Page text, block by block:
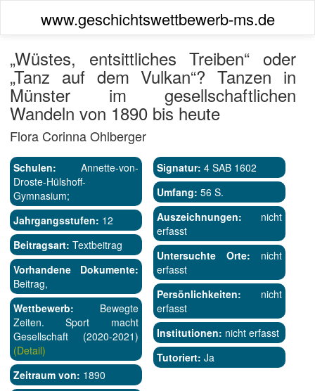
www.geschichtswettbewerb-ms.de
„Wüstes, entsittliches Treiben“ oder
„Tanz auf dem Vulkan“? Tanzen in
Münster im gesellschaftlichen
Wandeln von 1890 bis heute
Flora Corinna Ohlberger
Schulen: Annette-von-
Droste-Hülshoff-
Gymnasium;
Jahrgangsstufen: 12
Beitragsart: Textbeitrag
Vorhandene Dokumente:
Beitrag,
Wettbewerb: Bewegte
Zeiten. Sport macht
Gesellschaft (2020-2021)
(Detail)
Zeitraum von: 1890
Signatur: 4 SAB 1602
Umfang: 56 S.
Auszeichnungen: nicht
erfasst
Untersuchte Orte: nicht
erfasst
Persönlichkeiten: nicht
erfasst
Institutionen: nicht erfasst
Tutoriert: Ja